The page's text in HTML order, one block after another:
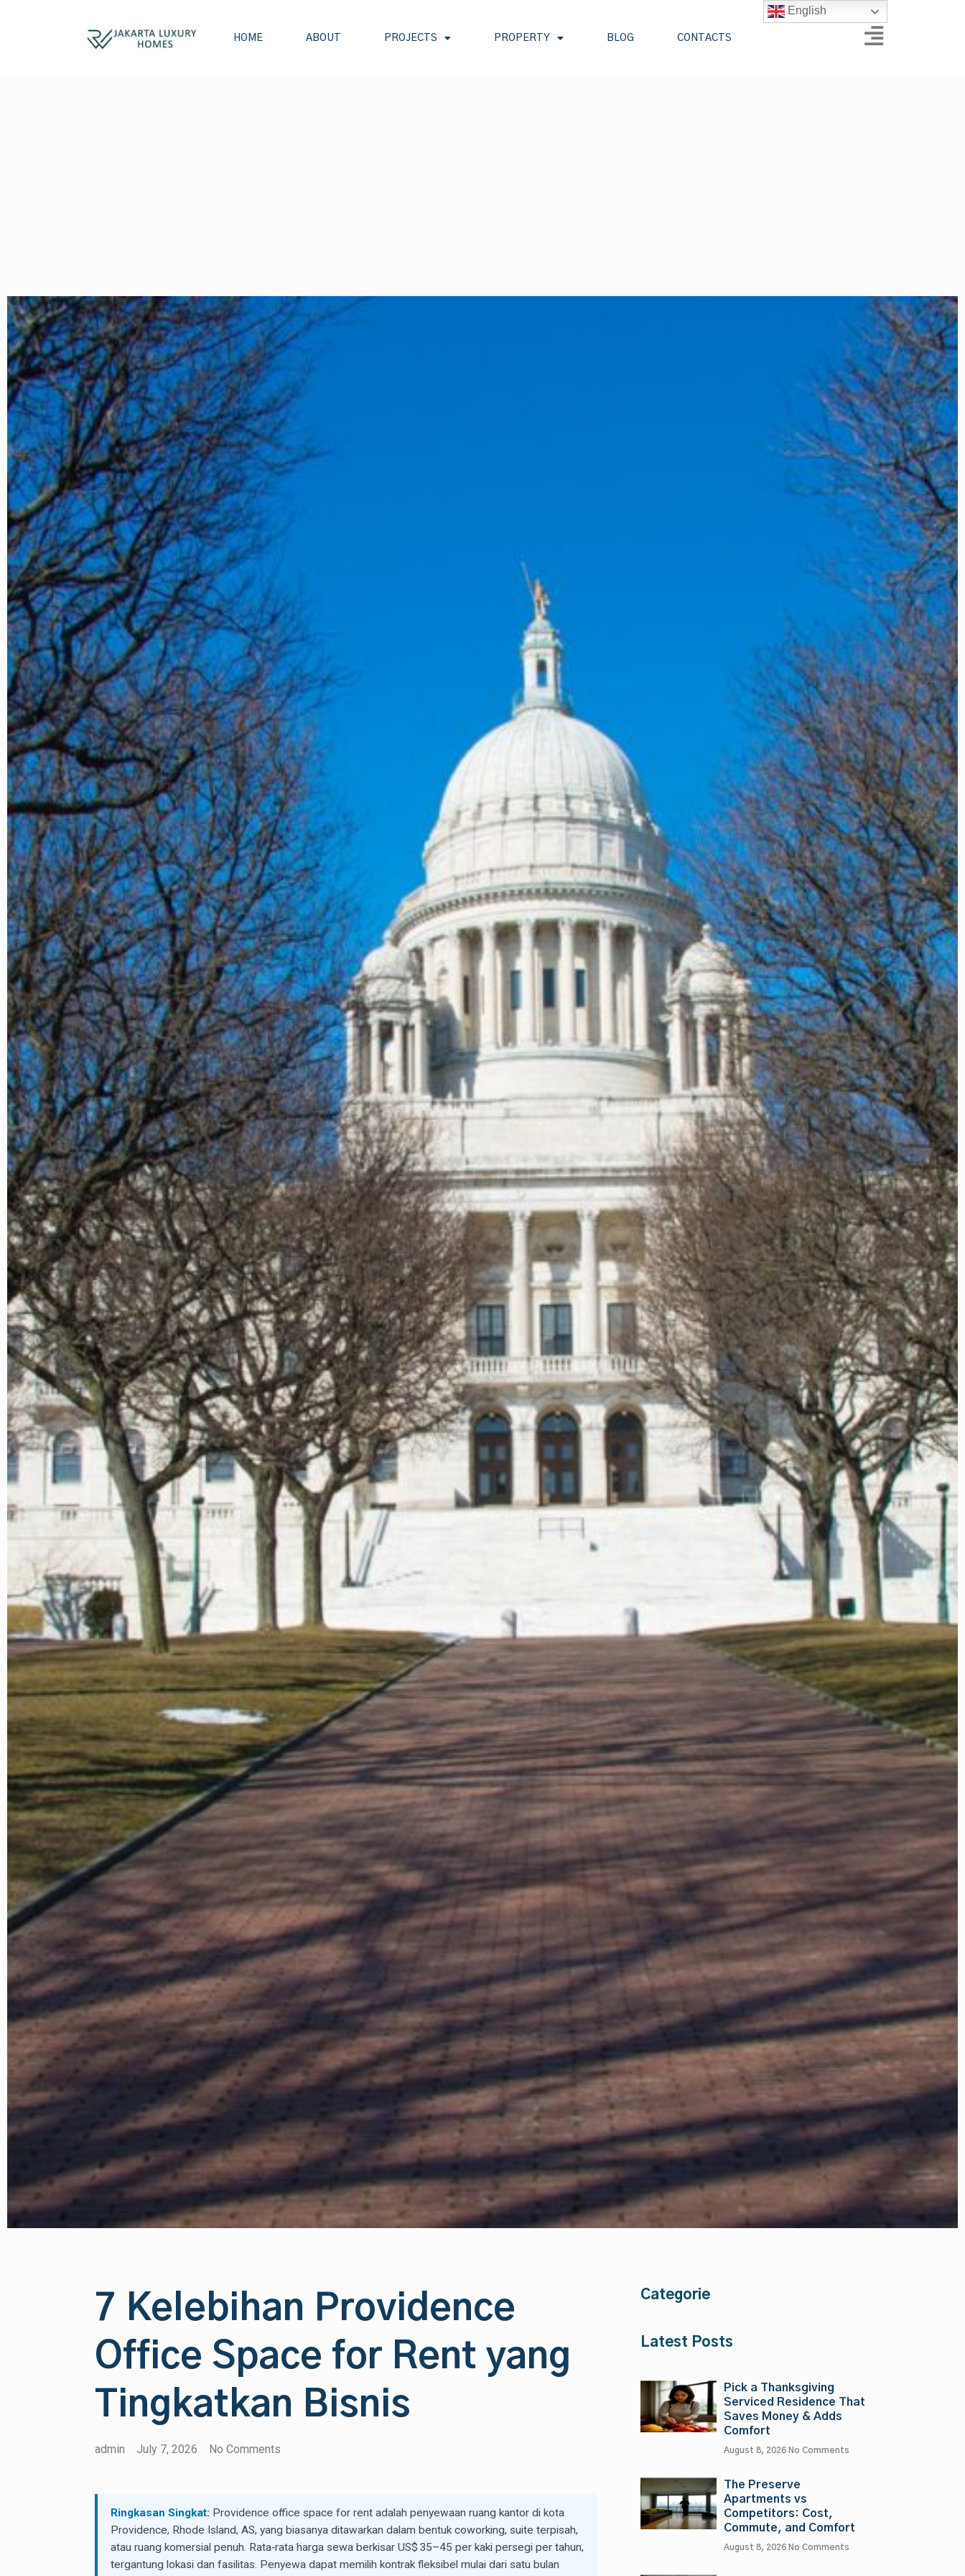
HOME ABOUT PROJECTS PROPERTY BLOG CONTACTS
7 Kelebihan Providence
Office Space for Rent yang
Tingkatkan Bisnis
admin July 7, 2026 No Comments
Ringkasan Singkat: Providence office space for rent adalah penyewaan ruang kantor di kota
Providence, Rhode Island, AS, yang biasanya ditawarkan dalam bentuk coworking, suite terpisah,
atau ruang komersial penuh. Rata‑rata harga sewa berkisar US$ 35–45 per kaki persegi per tahun,
tergantung lokasi dan fasilitas. Penyewa dapat memilih kontrak fleksibel mulai dari satu bulan
Categorie
Latest Posts
Pick a Thanksgiving
Serviced Residence That
Saves Money & Adds
Comfort
August 8, 2026 No Comments
The Preserve
Apartments vs
Competitors: Cost,
Commute, and Comfort
August 8, 2026 No Comments
English